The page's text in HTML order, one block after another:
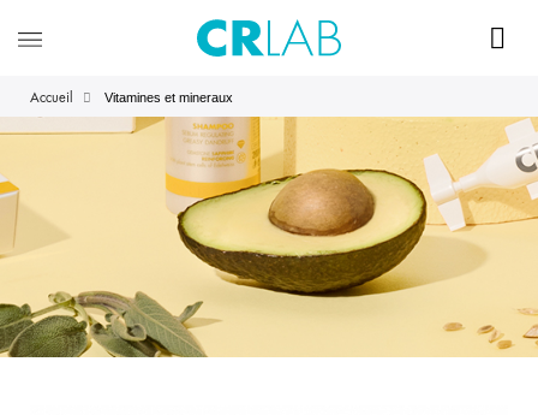
Accueil Vitamines et mineraux